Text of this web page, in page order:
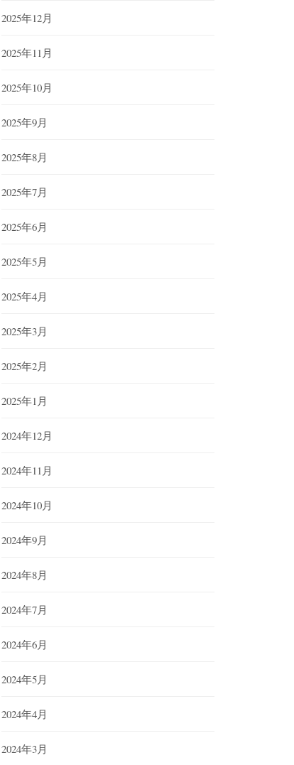
2025年12月
2025年11月
2025年10月
2025年9月
2025年8月
2025年7月
2025年6月
2025年5月
2025年4月
2025年3月
2025年2月
2025年1月
2024年12月
2024年11月
2024年10月
2024年9月
2024年8月
2024年7月
2024年6月
2024年5月
2024年4月
2024年3月